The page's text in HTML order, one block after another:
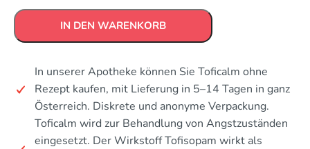
IN DEN WARENKORB
In unserer Apotheke können Sie Toficalm ohne
Rezept kaufen, mit Lieferung in 5–14 Tagen in ganz
Österreich. Diskrete und anonyme Verpackung.
Toficalm wird zur Behandlung von Angstzuständen
eingesetzt. Der Wirkstoff Tofisopam wirkt als